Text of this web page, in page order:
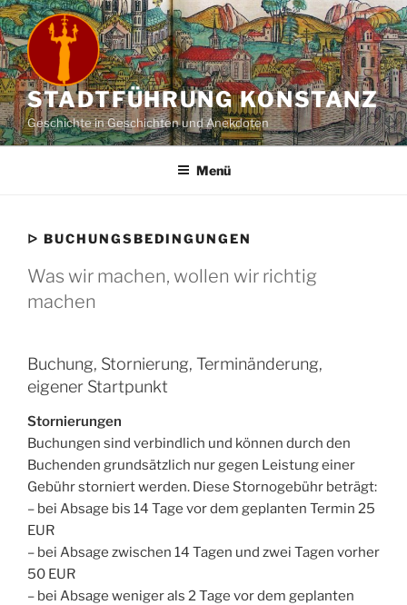
Zum
Inhalt
springen
STADTFÜHRUNG KONSTANZ
Geschichte in Geschichten und Anekdoten
Menü
ᐅ BUCHUNGSBEDINGUNGEN
Was wir machen, wollen wir richtig
machen
Buchung, Stornierung, Terminänderung,
eigener Startpunkt
Stornierungen
Buchungen sind verbindlich und können durch den
Buchenden grundsätzlich nur gegen Leistung einer
Gebühr storniert werden. Diese Stornogebühr beträgt:
– bei Absage bis 14 Tage vor dem geplanten Termin 25
EUR
– bei Absage zwischen 14 Tagen und zwei Tagen vorher
50 EUR
– bei Absage weniger als 2 Tage vor dem geplanten